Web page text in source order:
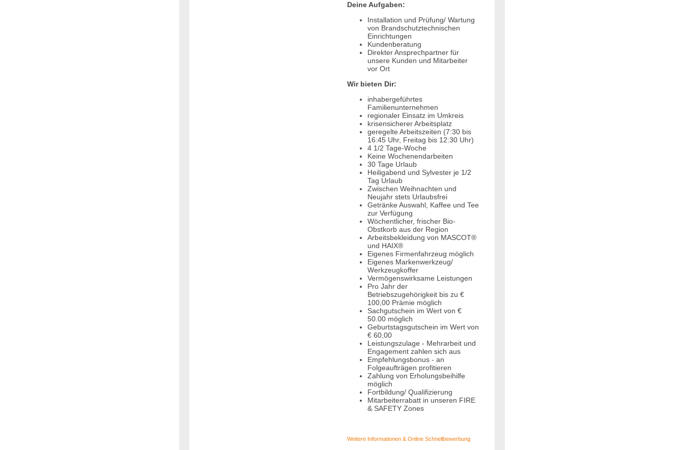
Deine Aufgaben:
Installation und Prüfung/ Wartung
von Brandschutztechnischen
Einrichtungen
Kundenberatung
Direkter Ansprechpartner für
unsere Kunden und Mitarbeiter
vor Ort
Wir bieten Dir:
inhabergeführtes
Familienunternehmen
regionaler Einsatz im Umkreis
krisensicherer Arbeitsplatz
geregelte Arbeitszeiten (7:30 bis
16:45 Uhr, Freitag bis 12:30 Uhr)
4 1/2 Tage-Woche
Keine Wochenendarbeiten
30 Tage Urlaub
Heiligabend und Sylvester je 1/2
Tag Urlaub
Zwischen Weihnachten und
Neujahr stets Urlaubsfrei
Getränke Auswahl, Kaffee und Tee
zur Verfügung
Wöchentlicher, frischer Bio-
Obstkorb aus der Region
Arbeitsbekleidung von MASCOT®
und HAIX®
Eigenes Firmenfahrzeug möglich
Eigenes Markenwerkzeug/
Werkzeugkoffer
Vermögenswirksame Leistungen
Pro Jahr der
Betriebszugehörigkeit bis zu €
100,00 Prämie möglich
Sachgutschein im Wert von €
50.00 möglich
Geburtstagsgutschein im Wert von
€ 60,00
Leistungszulage - Mehrarbeit und
Engagement zahlen sich aus
Empfehlungsbonus - an
Folgeaufträgen profitieren
Zahlung von Erholungsbeihilfe
möglich
Fortbildung/ Qualifizierung
Mitarbeiterrabatt in unseren FIRE
& SAFETY Zones
Weitere Informationen & Online Schnellbewerbung